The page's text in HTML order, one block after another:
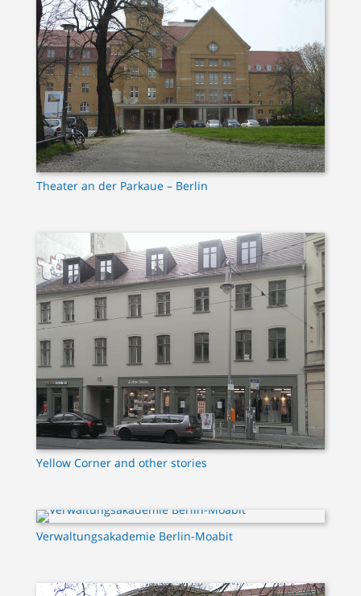
Theater an der Parkaue – Berlin
Yellow Corner and other stories
Verwaltungsakademie Berlin-Moabit